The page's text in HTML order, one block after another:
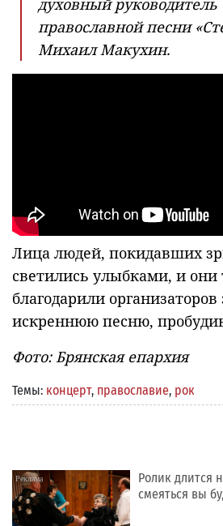
духовный руководитель
православной песни
Михаил Макухин.
Лица людей, покидавших
светились улыбками, и они
благодарили
искреннюю песню,
Фото: Брянская епархия
Темы: концерт, православие, рок
Ролик длится
смеяться вы